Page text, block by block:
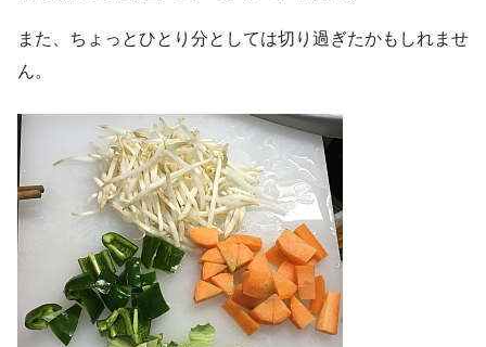
また、ちょっとひとり分としては切り過ぎたかもしれませ
ん。